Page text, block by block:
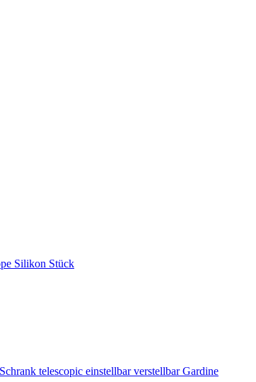
Silikon Stück
telescopic einstellbar verstellbar Gardine